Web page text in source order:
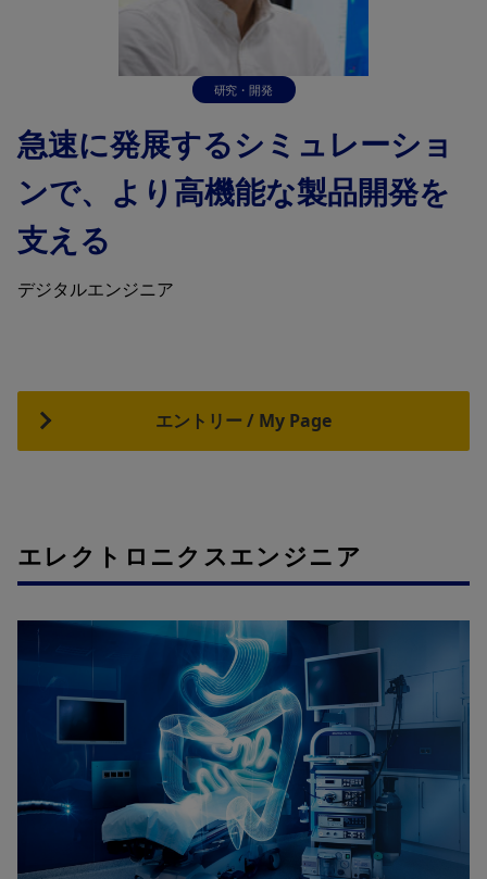
研究・開発
急速に発展するシミュレーショ
ンで、より高機能な製品開発を
支える
デジタルエンジニア
エントリー / My Page
エレクトロニクスエンジニア